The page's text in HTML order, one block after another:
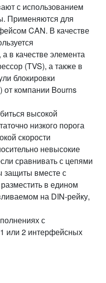
с использованием
Применяются для
CAN. В качестве
в качестве элемента
(TVS), а также в
блокировки
от компании Bourns
высокой
низкого порога
скорости
невысокие
сравнивать с цепями
защиты вместе с
в едином
на DIN-рейку,
с
или 2 интерфейсных